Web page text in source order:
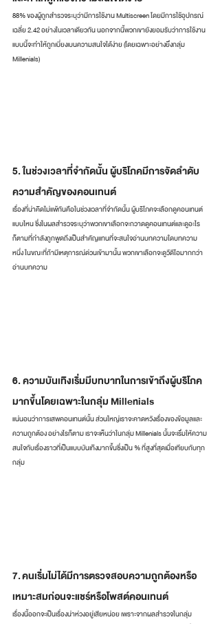
88% ของผู้ถูกสำรวจระบุว่ามีการใช้งาน Multiscreen โดยมีการใช้อุปกรณ์
เฉลี่ย 2.42 อย่างในเวลาเดียวกัน นอกจากนี้พวกเขายังยอมรับว่าการใช้งาน
แบบนี้จะทำให้ถูกเบี่ยงเบนความสนใจได้ง่าย (โดยเฉพาะอย่างยิ่งกลุ่ม
Millenials)
5. ในช่วงเวลาที่จำกัดนั้น ผู้บริโภคมีการจัดลำดับ
ความสำคัญของคอนเทนต์
เรื่องที่น่าคิดไม่แพ้กันคือในช่วงเวลาที่จำกัดนั้น ผู้บริโภคจะเลือกดูคอนเทนต์
แบบไหน ซึ่งในผลสำรวจระบุว่าพวกเขาเลือกจะกวาดดูคอนเทนต์และดูอะไร
ก็ตามที่กำลังถูกพูดถึงเป็นสำคัญแทนที่จะสนใจอ่านบทความใดบทความ
หนึ่ง ในขณะที่ถ้ามีเหตุการณ์ด่วนเข้ามานั้น พวกเขาเลือกจะดูวีดีโอมากกว่า
อ่านบทความ
6. ความบันเทิงเริ่มมีบทบาทในการเข้าถึงผู้บริโภค
มากขึ้นโดยเฉพาะในกลุ่ม Millenials
แน่นอนว่าการเสพคอนเทนต์นั้น ส่วนใหญ่เราจะคาดหวังเรื่องของข้อมูลและ
ความถูกต้อง อย่างไรก็ตาม เราจะเห็นว่าในกลุ่ม Millenials นั้นจะเริ่มให้ความ
สนใจกับเรื่องราวที่เป็นแบบบันเทิงมากขึ้นซึ่งเป็น % ที่สูงที่สุดเมื่อเทียบกับทุก
กลุ่ม
7. คนเริ่มไม่ได้มีการตรวจสอบความถูกต้องหรือ
เหมาะสมก่อนจะแชร์หรือโพสต์คอนเทนต์
เรื่องนี้ออกจะเป็นเรื่องน่าห่วงอยู่เสียหน่อย เพราะจากผลสำรวจในกลุ่ม